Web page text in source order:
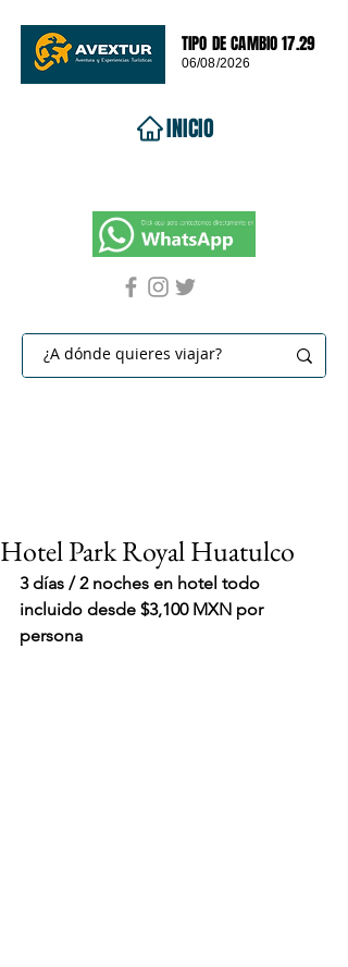
TIPO DE CAMBIO 17.29
06/08/2026
INICIO
Hotel Park Royal Huatulco
3 días / 2 noches en hotel todo
incluido desde $3,100 MXN por
persona